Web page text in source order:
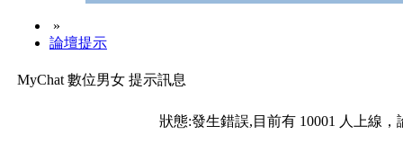
»
論壇提示
MyChat 數位男女 提示訊息
狀態:發生錯誤,目前有 10001 人上線